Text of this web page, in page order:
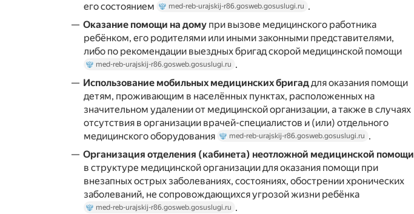
его состоянием
med-reb-urajskij-r86.gosweb.gosuslugi.ru .
Оказание помощи на дому при вызове медицинского работника
ребёнком, его родителями или иными законными представителями,
либо по рекомендации выездных бригад скорой медицинской помощи
med-reb-urajskij-r86.gosweb.gosuslugi.ru .
Использование мобильных медицинских бригаддля оказания помощи
детям, проживающим в населённых пунктах, расположенных на
значительном удалении от медицинской организации, а также в случаях
отсутствия в организации врачей-специалистов и (или) отдельного
медицинского оборудования
med-reb-urajskij-r86.gosweb.gosuslugi.ru .
Организация отделения (кабинета) неотложной медицинской помощи
в структуре медицинской организации для оказания помощи при
внезапных острых заболеваниях, состояниях, обострении хронических
заболеваний, не сопровождающихся угрозой жизни ребёнка
med-reb-urajskij-r86.gosweb.gosuslugi.ru .